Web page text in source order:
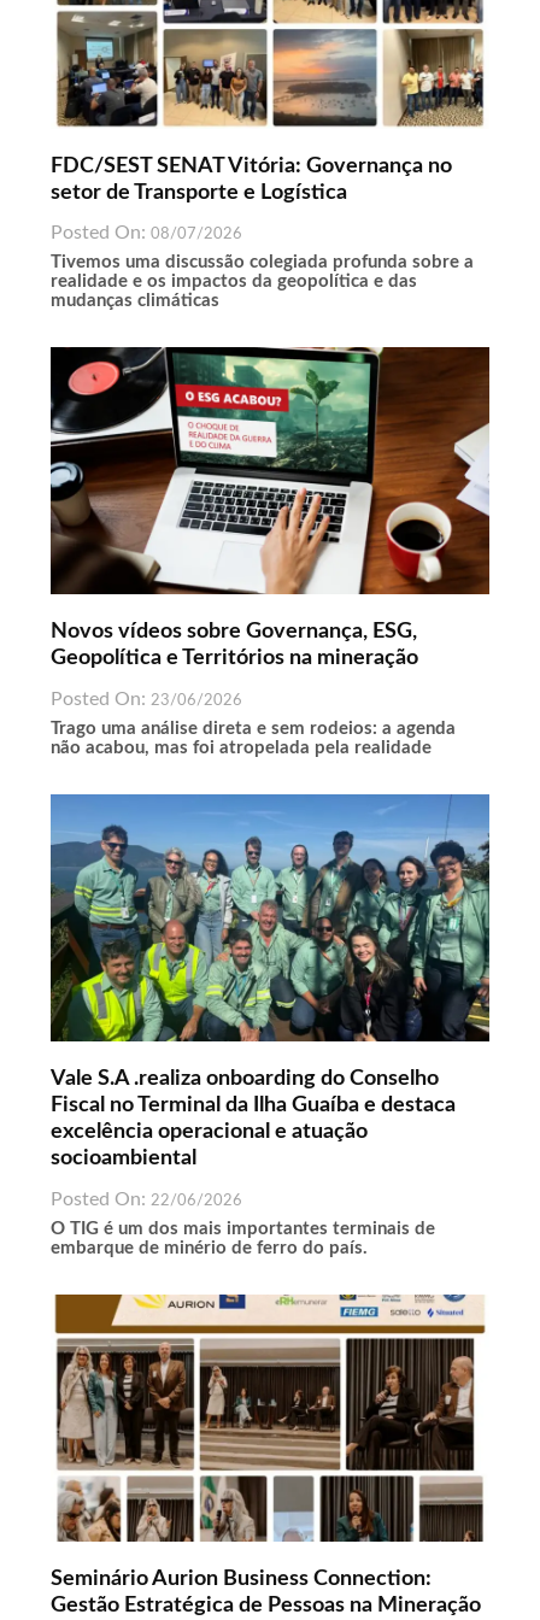
FDC/SEST SENAT Vitória: Governança no
setor de Transporte e Logística
Posted On: 08/07/2026
Tivemos uma discussão colegiada profunda sobre a
realidade e os impactos da geopolítica e das
mudanças climáticas
Novos vídeos sobre Governança, ESG,
Geopolítica e Territórios na mineração
Posted On: 23/06/2026
Trago uma análise direta e sem rodeios: a agenda
não acabou, mas foi atropelada pela realidade
Vale S.A .realiza onboarding do Conselho
Fiscal no Terminal da Ilha Guaíba e destaca
excelência operacional e atuação
socioambiental
Posted On: 22/06/2026
O TIG é um dos mais importantes terminais de
embarque de minério de ferro do país.
Seminário Aurion Business Connection:
Gestão Estratégica de Pessoas na Mineração